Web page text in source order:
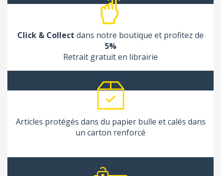
Click & Collect dans notre boutique et profitez de
5%
Retrait gratuit en librairie
Articles protégés dans du papier bulle et calés dans
un carton renforcé